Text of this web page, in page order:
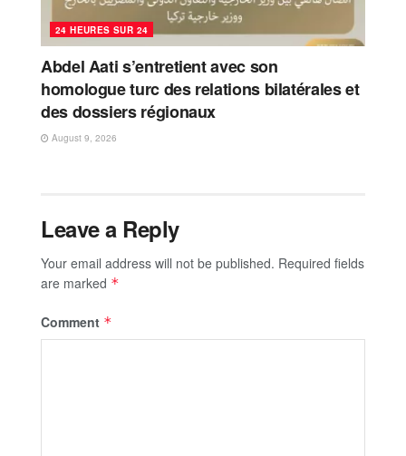
24 HEURES SUR 24
Abdel Aati s’entretient avec son
homologue turc des relations bilatérales et
des dossiers régionaux
August 9, 2026
Leave a Reply
Your email address will not be published. Required fields
are marked *
Comment *